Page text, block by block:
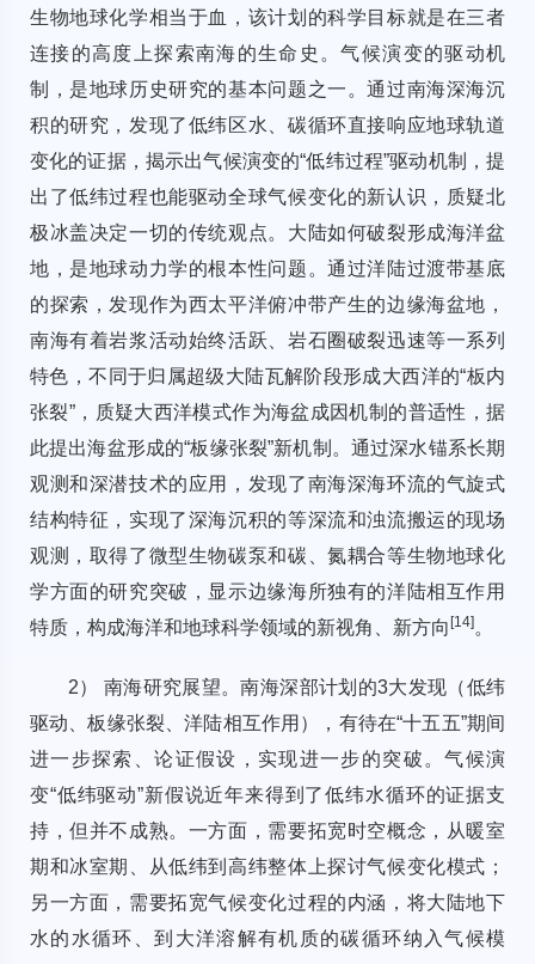
生物地球化学相当于血，该计划的科学目标就是在三者
连接的高度上探索南海的生命史。气候演变的驱动机
制，是地球历史研究的基本问题之一。通过南海深海沉
积的研究，发现了低纬区水、碳循环直接响应地球轨道
变化的证据，揭示出气候演变的“低纬过程”驱动机制，提
出了低纬过程也能驱动全球气候变化的新认识，质疑北
极冰盖决定一切的传统观点。大陆如何破裂形成海洋盆
地，是地球动力学的根本性问题。通过洋陆过渡带基底
的探索，发现作为西太平洋俯冲带产生的边缘海盆地，
南海有着岩浆活动始终活跃、岩石圈破裂迅速等一系列
特色，不同于归属超级大陆瓦解阶段形成大西洋的“板内
张裂”，质疑大西洋模式作为海盆成因机制的普适性，据
此提出海盆形成的“板缘张裂”新机制。通过深水锚系长期
观测和深潜技术的应用，发现了南海深海环流的气旋式
结构特征，实现了深海沉积的等深流和浊流搬运的现场
观测，取得了微型生物碳泵和碳、氮耦合等生物地球化
学方面的研究突破，显示边缘海所独有的洋陆相互作用
特质，构成海洋和地球科学领域的新视角、新方向[14]。
2） 南海研究展望。南海深部计划的3大发现（低纬
驱动、板缘张裂、洋陆相互作用），有待在“十五五”期间
进一步探索、论证假设，实现进一步的突破。气候演
变“低纬驱动”新假说近年来得到了低纬水循环的证据支
持，但并不成熟。一方面，需要拓宽时空概念，从暖室
期和冰室期、从低纬到高纬整体上探讨气候变化模式；
另一方面，需要拓宽气候变化过程的内涵，将大陆地下
水的水循环、到大洋溶解有机质的碳循环纳入气候模